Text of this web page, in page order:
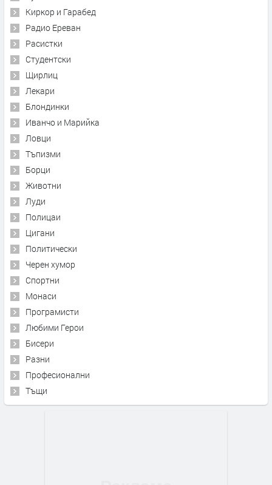
Киркор и Гарабед
Радио Ереван
Расистки
Студентски
Щирлиц
Лекари
Блондинки
Иванчо и Марийка
Ловци
Тъпизми
Борци
Животни
Луди
Полицаи
Цигани
Политически
Черен хумор
Спортни
Монаси
Програмисти
Любими Герои
Бисери
Разни
Професионални
Тъщи